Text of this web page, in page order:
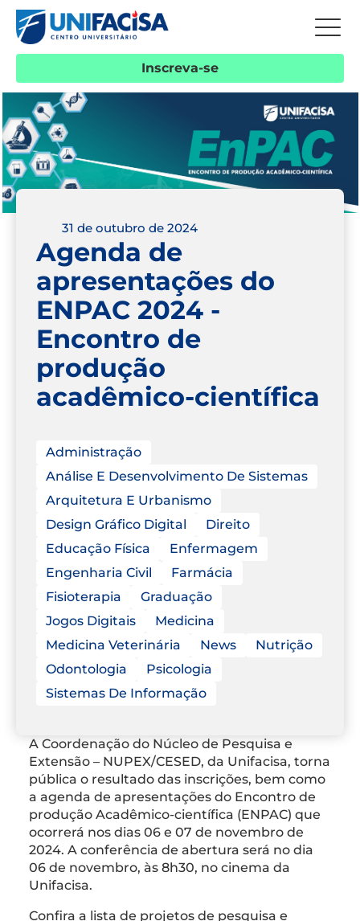
Inscreva-se
31 de outubro de 2024
Agenda de
apresentações do
ENPAC 2024 -
Encontro de
produção
acadêmico-científica
Administração
Análise E Desenvolvimento De Sistemas
Arquitetura E Urbanismo
Design Gráfico Digital
Direito
Educação Física
Enfermagem
Engenharia Civil
Farmácia
Fisioterapia
Graduação
Jogos Digitais
Medicina
Medicina Veterinária
News
Nutrição
Odontologia
Psicologia
Sistemas De Informação
A Coordenação do Núcleo de Pesquisa e
Extensão – NUPEX/CESED, da Unifacisa, torna
pública o resultado das inscrições, bem como
a agenda de apresentações do Encontro de
produção Acadêmico-científica (ENPAC) que
ocorrerá nos dias 06 e 07 de novembro de
2024. A conferência de abertura será no dia
06 de novembro, às 8h30, no cinema da
Unifacisa.
Confira a lista de projetos de pesquisa e